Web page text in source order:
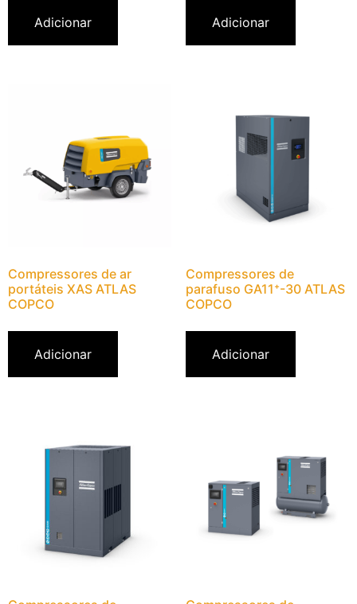
Adicionar Adicionar
Compressores de ar
portáteis XAS ATLAS
COPCO
Adicionar
Compressores de
parafuso GA11⁺-30 ATLAS
COPCO
Adicionar